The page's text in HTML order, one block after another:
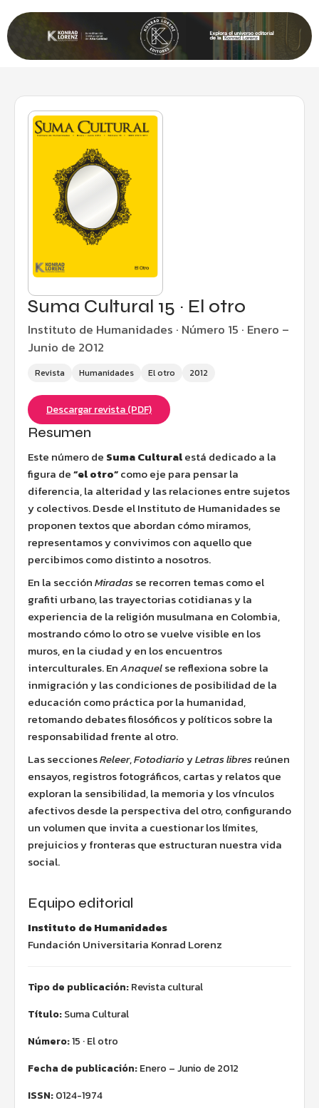
Suma Cultural 15 · El otro
Instituto de Humanidades · Número 15 · Enero –
Junio de 2012
Revista Humanidades El otro 2012
Descargar revista (PDF)
Resumen
Este número de Suma Culturalestá dedicado a la
figura de“el otro”como eje para pensar la
diferencia, la alteridad y las relaciones entre sujetos
y colectivos. Desde el Instituto de Humanidades se
proponen textos que abordan cómo miramos,
representamos y convivimos con aquello que
percibimos como distinto a nosotros.
En la secciónMiradasse recorren temas como el
grafiti urbano, las trayectorias cotidianas y la
experiencia de la religión musulmana en Colombia,
mostrando cómo lo otro se vuelve visible en los
muros, en la ciudad y en los encuentros
interculturales. EnAnaquelse reflexiona sobre la
inmigración y las condiciones de posibilidad de la
educación como práctica por la humanidad,
retomando debates filosóficos y políticos sobre la
responsabilidad frente al otro.
Las seccionesReleer,FotodiarioyLetras libresreúnen
ensayos, registros fotográficos, cartas y relatos que
exploran la sensibilidad, la memoria y los vínculos
afectivos desde la perspectiva del otro, configurando
un volumen que invita a cuestionar los límites,
prejuicios y fronteras que estructuran nuestra vida
social.
Equipo editorial
Instituto de Humanidades
Fundación Universitaria Konrad Lorenz
Tipo de publicación:Revista cultural
Título:Suma Cultural
Número:15 · El otro
Fecha de publicación:Enero – Junio de 2012
ISSN:0124-1974